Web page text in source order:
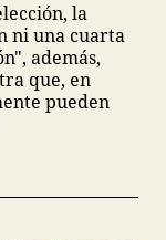
la
ni una cuarta
además,
que, en
pueden